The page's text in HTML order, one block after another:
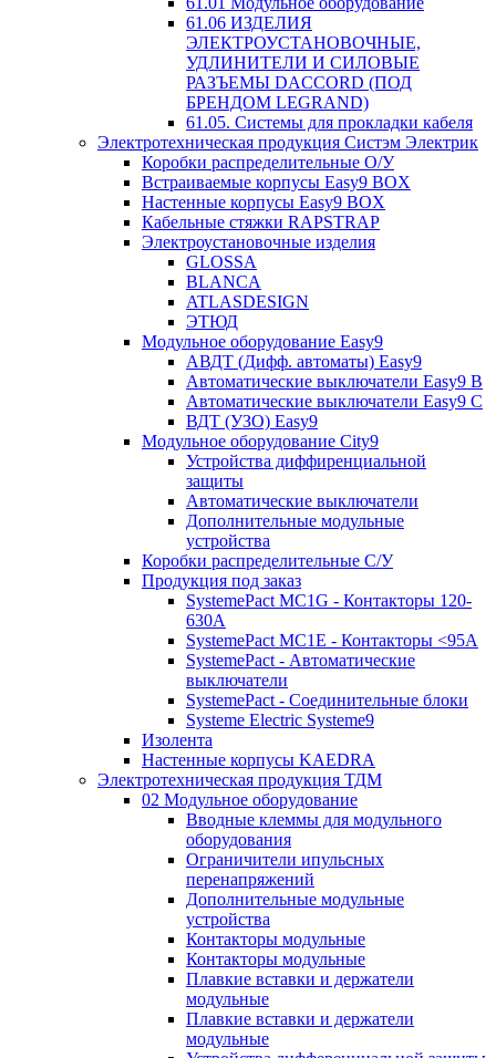
61.06 ИЗДЕЛИЯ
ЭЛЕКТРОУСТАНОВОЧНЫЕ,
УДЛИНИТЕЛИ И СИЛОВЫЕ
РАЗЪЕМЫ DACCORD (ПОД
БРЕНДОМ LEGRAND)
61.05. Системы для прокладки кабеля
Электротехническая продукция Систэм Электрик
Коробки распределительные О/У
Встраиваемые корпусы Easy9 BOX
Настенные корпусы Easy9 BOX
Кабельные стяжки RAPSTRAP
Электроустановочные изделия
GLOSSA
BLANCA
ATLASDESIGN
ЭТЮД
Модульное оборудование Easy9
АВДТ (Дифф. автоматы) Easy9
Автоматические выключатели Easy9 В
Автоматические выключатели Easy9 С
ВДТ (УЗО) Easy9
Модульное оборудование City9
Устройства диффиренциальной
защиты
Автоматические выключатели
Дополнительные модульные
устройства
Коробки распределительные C/У
Продукция под заказ
SystemePact MC1G - Контакторы 120-
630A
SystemePact MC1E - Контакторы <95A
SystemePact - Автоматические
выключатели
SystemePact - Соединительные блоки
Systeme Electric Systeme9
Изолента
Настенные корпусы KAEDRA
Электротехническая продукция ТДМ
02 Модульное оборудование
Вводные клеммы для модульного
оборудования
Ограничители ипульсных
перенапряжений
Дополнительные модульные
устройства
Контакторы модульные
Контакторы модульные
Плавкие вставки и держатели
модульные
Плавкие вставки и держатели
модульные